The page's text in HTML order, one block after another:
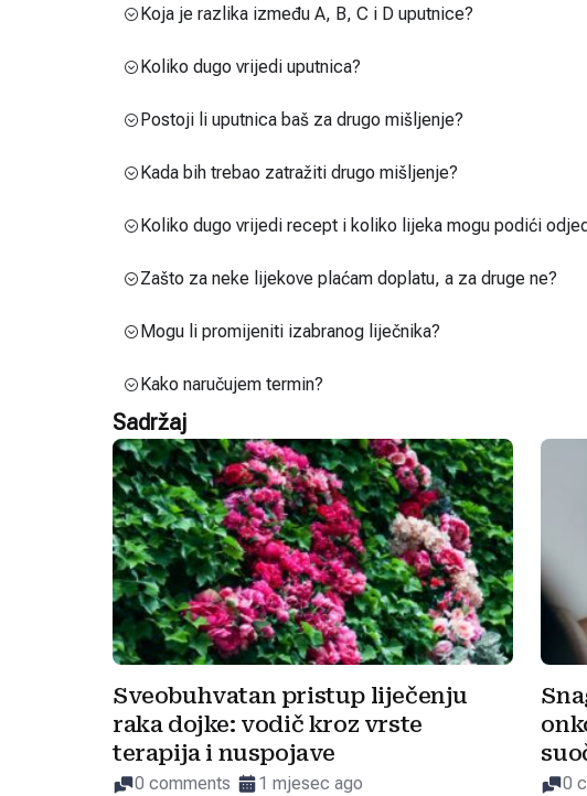
Koja je razlika između A, B, C i D uputnice?
Koliko dugo vrijedi uputnica?
Postoji li uputnica baš za drugo mišljenje?
Kada bih trebao zatražiti drugo mišljenje?
Koliko dugo vrijedi recept i koliko lijeka mogu podići
Zašto za neke lijekove plaćam doplatu, a za druge ne?
Mogu li promijeniti izabranog liječnika?
Kako naručujem termin?
Sadržaj
Sveobuhvatan pristup liječenju
raka dojke: vodič kroz vrste
terapija i nuspojave
0 comments 1 mjesec ago 0